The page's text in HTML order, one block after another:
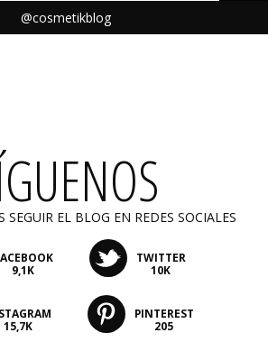
@cosmetikblog
SEGUIR EL BLOG EN REDES SOCIALES
9,1K
TWITTER
10K
15,7K
PINTEREST
205